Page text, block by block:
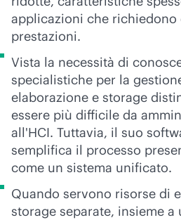
applicazioni che
prestazioni.
Vista la necessità di
specialistiche per la
elaborazione e storage
essere più difficile da
all'HCI. Tuttavia, il suo
semplifica il processo
come un sistema unificato.
Quando servono risorse di
storage separate, insieme